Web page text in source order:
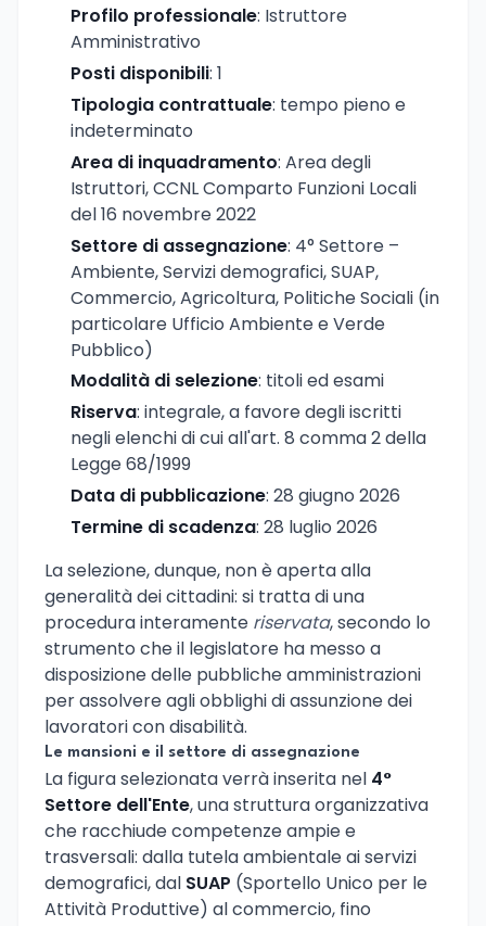
Profilo professionale: Istruttore
Amministrativo
Posti disponibili: 1
Tipologia contrattuale: tempo pieno e
indeterminato
Area di inquadramento: Area degli
Istruttori, CCNL Comparto Funzioni Locali
del 16 novembre 2022
Settore di assegnazione: 4° Settore –
Ambiente, Servizi demografici, SUAP,
Commercio, Agricoltura, Politiche Sociali (in
particolare Ufficio Ambiente e Verde
Pubblico)
Modalità di selezione: titoli ed esami
Riserva: integrale, a favore degli iscritti
negli elenchi di cui all'art. 8 comma 2 della
Legge 68/1999
Data di pubblicazione: 28 giugno 2026
Termine di scadenza: 28 luglio 2026
La selezione, dunque, non è aperta alla
generalità dei cittadini: si tratta di una
procedura interamente riservata, secondo lo
strumento che il legislatore ha messo a
disposizione delle pubbliche amministrazioni
per assolvere agli obblighi di assunzione dei
lavoratori con disabilità.
Le mansioni e il settore di assegnazione
La figura selezionata verrà inserita nel 4°
Settore dell'Ente, una struttura organizzativa
che racchiude competenze ampie e
trasversali: dalla tutela ambientale ai servizi
demografici, dal SUAP (Sportello Unico per le
Attività Produttive) al commercio, fino